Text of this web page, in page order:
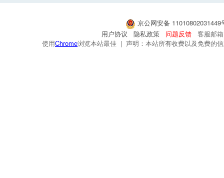
京公网安备
用户协议
隐私政策 问题反馈
客服邮
使用Chrome浏览本站最佳 | 声明：本站所有收费以及免费的